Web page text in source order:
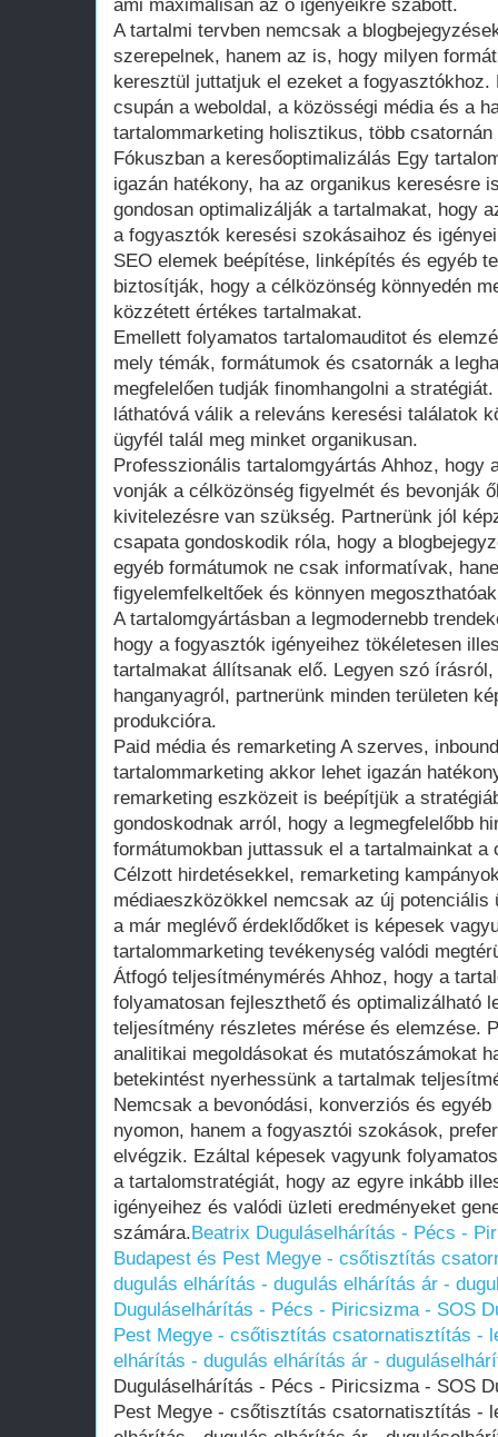
ami maximálisan az ő igényeikre szabott.
A tartalmi tervben nemcsak a
szerepelnek, hanem az is, hogy milyen
keresztül juttatjuk el ezeket a fogyasztókhoz.
csupán a weboldal, a közösségi média és a
tartalommarketing holisztikus, több
Fókuszban a keresőoptimalizálás Egy
igazán hatékony, ha az organikus keresésre
gondosan optimalizálják a tartalmakat, hogy
a fogyasztók keresési szokásaihoz és
SEO elemek beépítése, linképítés és egyéb
biztosítják, hogy a célközönség könnyedén
közzétett értékes tartalmakat.
Emellett folyamatos tartalomauditot és
mely témák, formátumok és csatornák a
megfelelően tudják finomhangolni a
láthatóvá válik a releváns keresési találatok
ügyfél talál meg minket organikusan.
Professzionális tartalomgyártás Ahhoz, hogy
vonják a célközönség figyelmét és bevonják
kivitelezésre van szükség. Partnerünk jól
csapata gondoskodik róla, hogy a
egyéb formátumok ne csak informatívak,
figyelemfelkeltőek és könnyen
A tartalomgyártásban a legmodernebb
hogy a fogyasztók igényeihez tökéletesen
tartalmakat állítsanak elő. Legyen szó
hanganyagról, partnerünk minden területen
produkcióra.
Paid média és remarketing A szerves,
tartalommarketing akkor lehet igazán
remarketing eszközeit is beépítjük a
gondoskodnak arról, hogy a legmegfelelőbb
formátumokban juttassuk el a tartalmainkat a
Célzott hirdetésekkel, remarketing
médiaeszközökkel nemcsak az új potenciális
a már meglévő érdeklődőket is képesek
tartalommarketing tevékenység valódi
Átfogó teljesítménymérés Ahhoz, hogy a
folyamatosan fejleszthető és optimalizálható
teljesítmény részletes mérése és elemzése.
analitikai megoldásokat és mutatószámokat
betekintést nyerhessünk a tartalmak
Nemcsak a bevonódási, konverziós és
nyomon, hanem a fogyasztói szokások,
elvégzik. Ezáltal képesek vagyunk
a tartalomstratégiát, hogy az egyre inkább
igényeihez és valódi üzleti eredményeket
számára.Beatrix Duguláselhárítás - Pécs -
Budapest és Pest Megye - csőtisztítás
dugulás elhárítás - dugulás elhárítás ár -
Duguláselhárítás - Pécs - Piricsizma - SOS
Pest Megye - csőtisztítás csatornatisztítás -
elhárítás - dugulás elhárítás ár -
Duguláselhárítás - Pécs - Piricsizma - SOS
Pest Megye - csőtisztítás csatornatisztítás -